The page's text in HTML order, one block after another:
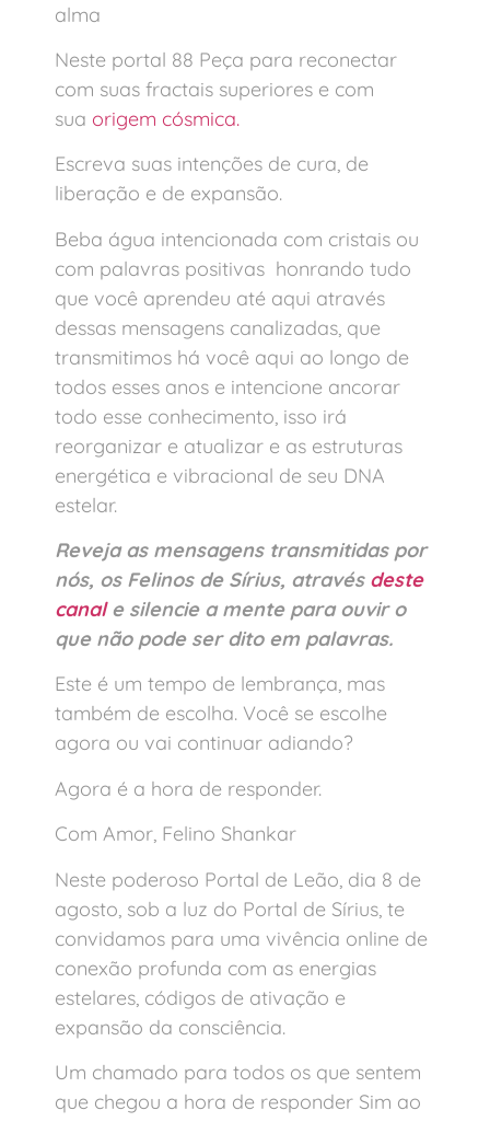
alma
Neste portal 88 Peça para reconectar
com suas fractais superiores e com
sua origem cósmica.
Escreva suas intenções de cura, de
liberação e de expansão.
Beba água intencionada com cristais ou
com palavras positivas honrando tudo
que você aprendeu até aqui através
dessas mensagens canalizadas, que
transmitimos há você aqui ao longo de
todos esses anos e intencione ancorar
todo esse conhecimento, isso irá
reorganizar e atualizar e as estruturas
energética e vibracional de seu DNA
estelar.
Reveja as mensagens transmitidas por
nós, os Felinos de Sírius, através deste
canale silencie a mente para ouvir o
que não pode ser dito em palavras.
Este é um tempo de lembrança, mas
também de escolha. Você se escolhe
agora ou vai continuar adiando?
Agora é a hora de responder.
Com Amor, Felino Shankar
Neste poderoso Portal de Leão, dia 8 de
agosto, sob a luz do Portal de Sírius, te
convidamos para uma vivência online de
conexão profunda com as energias
estelares, códigos de ativação e
expansão da consciência.
Um chamado para todos os que sentem
que chegou a hora de responder Sim ao